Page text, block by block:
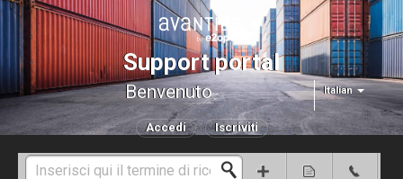
Support portal
Italian
Benvenuto
Accedi Iscriviti